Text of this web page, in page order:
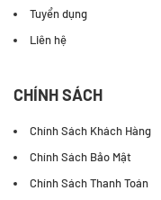
Tuyển dụng
Liên hệ
CHÍNH SÁCH
Chính Sách Khách Hàng
Chính Sách Bảo Mật
Chính Sách Thanh Toán